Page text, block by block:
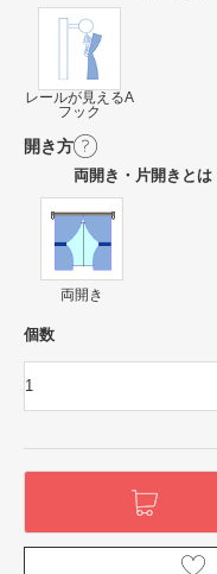
レールが見えるA
フック
開き方
両開き・片開きとは
両開き
個数